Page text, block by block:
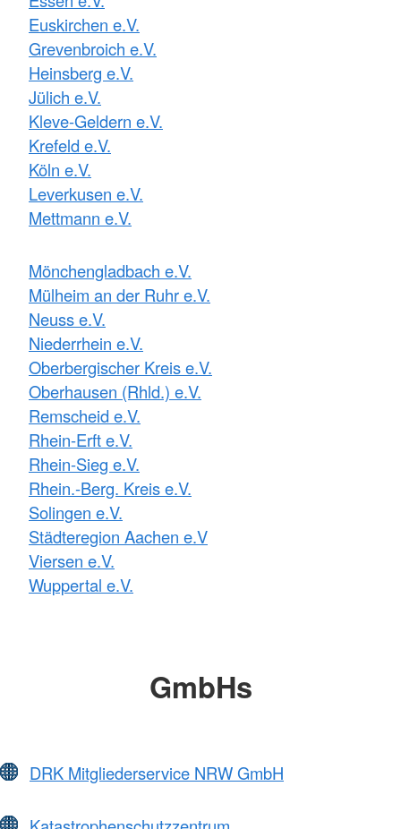
Euskirchen e.V.
Grevenbroich e.V.
Heinsberg e.V.
Jülich e.V.
Kleve-Geldern e.V.
Krefeld e.V.
Köln e.V.
Leverkusen e.V.
Mettmann e.V.
Mönchengladbach e.V.
Mülheim an der Ruhr e.V.
Neuss e.V.
Niederrhein e.V.
Oberbergischer Kreis e.V.
Oberhausen (Rhld.) e.V.
Remscheid e.V.
Rhein-Erft e.V.
Rhein-Sieg e.V.
Rhein.-Berg. Kreis e.V.
Solingen e.V.
Städteregion Aachen e.V
Viersen e.V.
Wuppertal e.V.
GmbHs
DRK Mitgliederservice NRW GmbH